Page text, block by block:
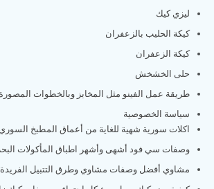
ليزي كيك
كيكة الحليب بالزعفران
كيكة الزعفران
حلى الخشخش
طريقة عمل الفينو مثل المخابز وبالخطوات المصورة
سياسة الخصوصية
اكلات سورية شهية للغاية من أعماق المطبخ السوري
وصفات سي فود أشهى وأشهر اطباق المأكولات
مشاوي أفضل وصفات مشاوي وطرق التتبيل